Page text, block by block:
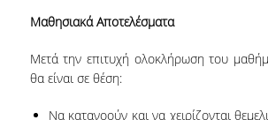
ΕΚΠΑΙΔΕΥΤΙΚΑ ΕΡΓΑΣΤΗΡΙΑ
ΚΑΤΑΤΑΚΤΗΡΙΕΣ ΕΞΕΤΑΣΕΙΣ
Μαθησιακά Αποτελέσματα
Μετά την επιτυχή ολοκλήρωση του
θα είναι σε θέση:
Να κατανοούν και να χειρίζονται